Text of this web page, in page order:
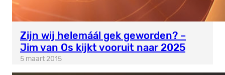
Zijn wij helemáál gek geworden? –
Jim van Os kijkt vooruit naar 2025
5 maart 2015